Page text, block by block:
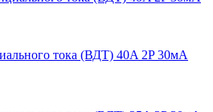
тока (ВДТ) 40A 2P 30мА